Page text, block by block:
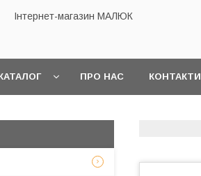
Інтернет-магазин МАЛЮК
ПРО НАС КОНТАКТИ